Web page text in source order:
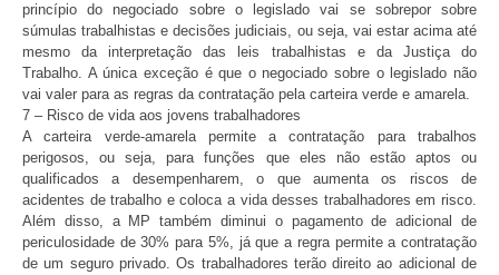
princípio do negociado sobre o legislado vai se sobrepor sobre
súmulas trabalhistas e decisões judiciais, ou seja, vai estar acima até
mesmo da interpretação das leis trabalhistas e da Justiça do
Trabalho. A única exceção é que o negociado sobre o legislado não
vai valer para as regras da contratação pela carteira verde e amarela.
7 – Risco de vida aos jovens trabalhadores
A carteira verde-amarela permite a contratação para trabalhos
perigosos, ou seja, para funções que eles não estão aptos ou
qualificados a desempenharem, o que aumenta os riscos de
acidentes de trabalho e coloca a vida desses trabalhadores em risco.
Além disso, a MP também diminui o pagamento de adicional de
periculosidade de 30% para 5%, já que a regra permite a contratação
de um seguro privado. Os trabalhadores terão direito ao adicional de